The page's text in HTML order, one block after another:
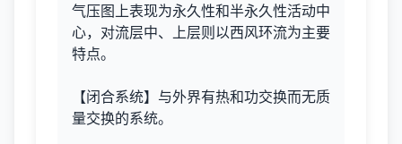
气压图上表现为永久性和半永久性活动中
心，对流层中、上层则以西风环流为主要
特点。
【闭合系统】与外界有热和功交换而无质
量交换的系统。